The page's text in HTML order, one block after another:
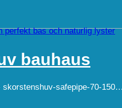
perfekt bas och naturlig lyster
bauhaus
skorstenshuv-safepipe-70-